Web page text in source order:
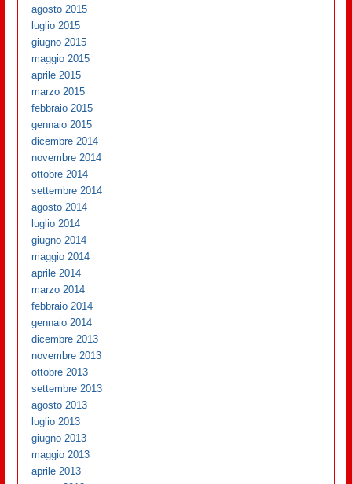
agosto 2015
luglio 2015
giugno 2015
maggio 2015
aprile 2015
marzo 2015
febbraio 2015
gennaio 2015
dicembre 2014
novembre 2014
ottobre 2014
settembre 2014
agosto 2014
luglio 2014
giugno 2014
maggio 2014
aprile 2014
marzo 2014
febbraio 2014
gennaio 2014
dicembre 2013
novembre 2013
ottobre 2013
settembre 2013
agosto 2013
luglio 2013
giugno 2013
maggio 2013
aprile 2013